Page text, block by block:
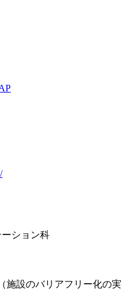
ション科
施設のバリアフリー化の実